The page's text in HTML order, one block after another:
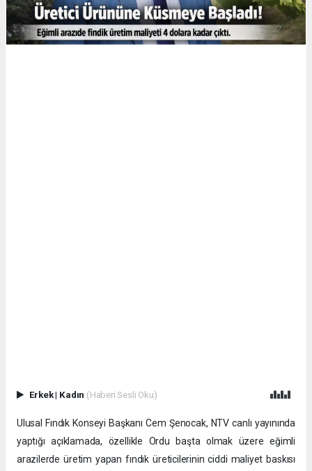
Erkek| Kadın (Haberi Sesli Oku)
Ulusal Fındık Konseyi Başkanı Cem Şenocak, NTV canlı yayınında
yaptığı açıklamada, özellikle Ordu başta olmak üzere eğimli
arazilerde üretim yapan fındık üreticilerinin ciddi maliyet baskısı